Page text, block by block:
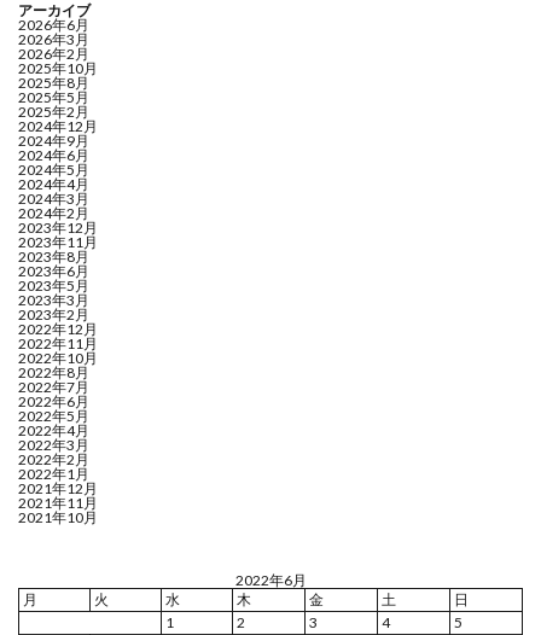
アーカイブ
2026年6月
2026年3月
2026年2月
2025年10月
2025年8月
2025年5月
2025年2月
2024年12月
2024年9月
2024年6月
2024年5月
2024年4月
2024年3月
2024年2月
2023年12月
2023年11月
2023年8月
2023年6月
2023年5月
2023年3月
2023年2月
2022年12月
2022年11月
2022年10月
2022年8月
2022年7月
2022年6月
2022年5月
2022年4月
2022年3月
2022年2月
2022年1月
2021年12月
2021年11月
2021年10月
2022年6月
月
火 水 木 金 土
日
1
2 3 4
5